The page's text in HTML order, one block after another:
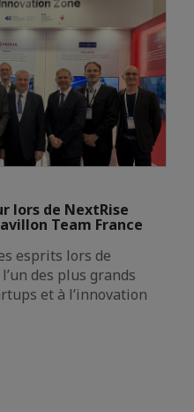
lors de NextRise
Team France
esprits lors de
des plus grands
et à l’innovation